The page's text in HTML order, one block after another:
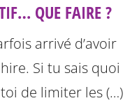
QUE FAIRE ?
arrivé d’avoir
Si tu sais quoi
de limiter les (…)